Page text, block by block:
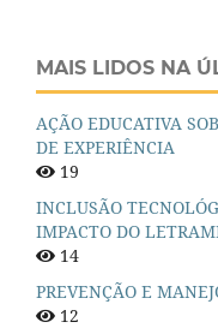
MAIS LIDOS NA
AÇÃO EDUCATIVA
DE EXPERIÊNCIA
19
INCLUSÃO
IMPACTO DO
14
PREVENÇÃO E
12